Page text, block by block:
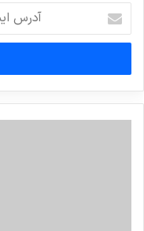
ایمیل
خود
وارد
کنید